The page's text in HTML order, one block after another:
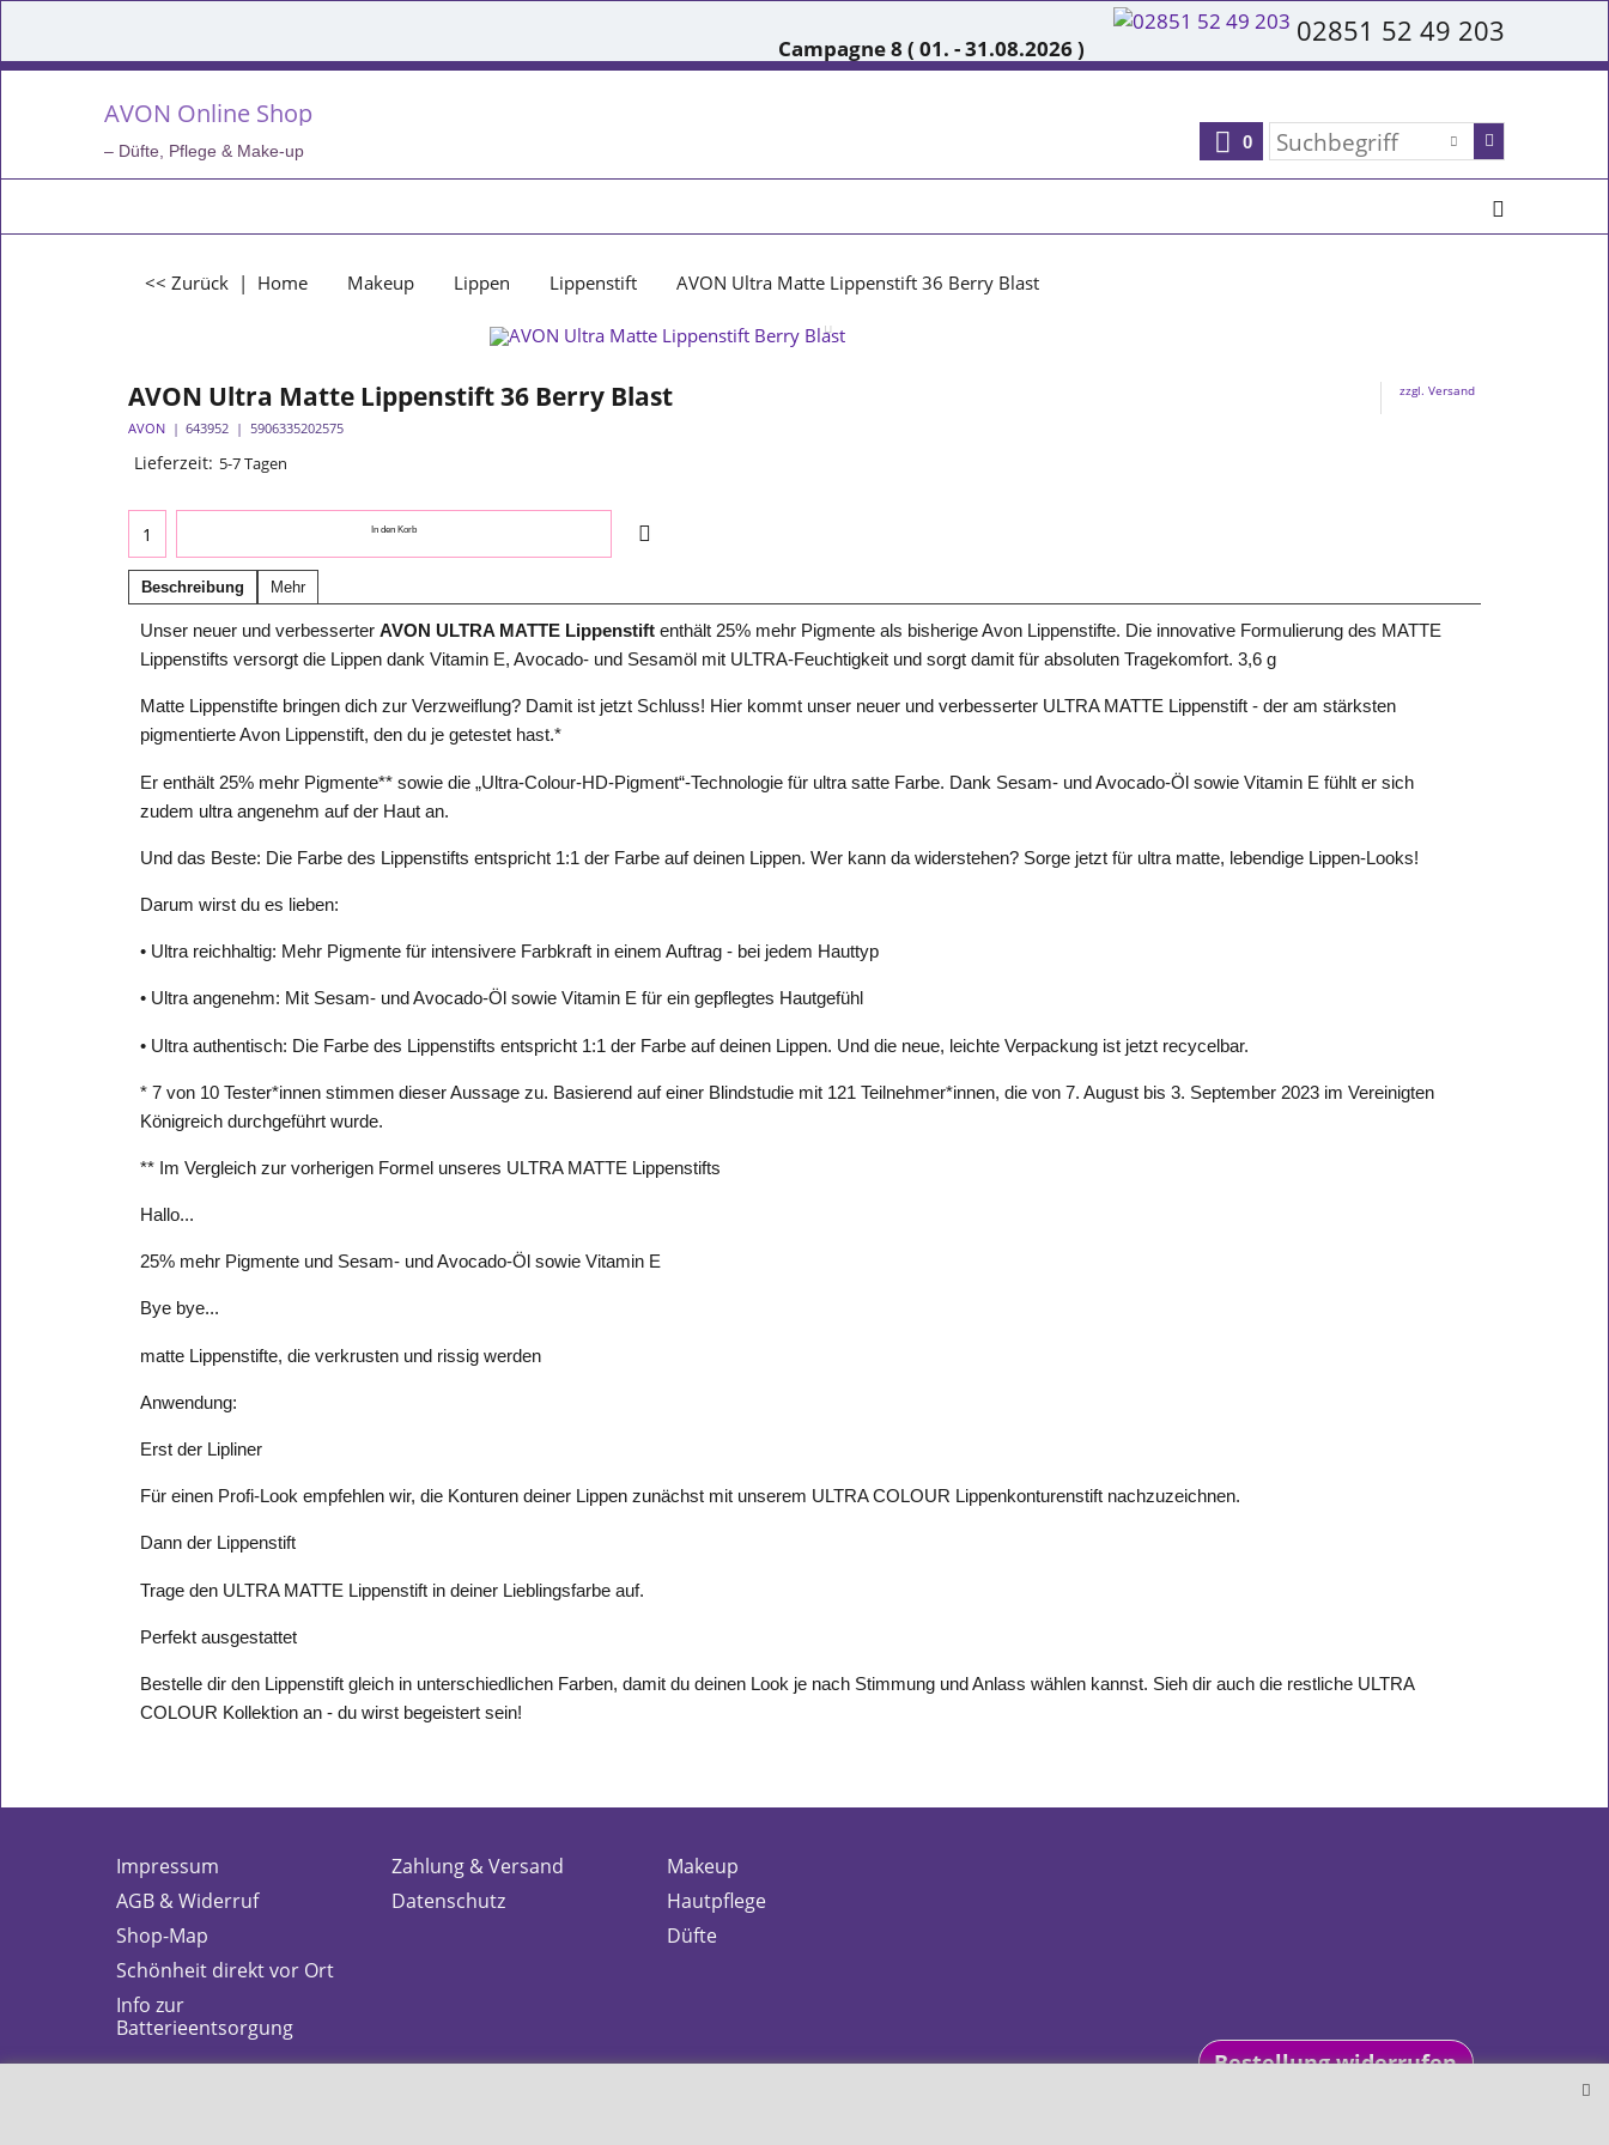
Campagne 8 ( 01. - 31.08.2026 ) 02851 52 49 203
AVON Online Shop
– Düfte, Pflege & Make-up 0
<< Zurück | Home Makeup Lippen Lippenstift AVON Ultra Matte Lippenstift 36 Berry Blast
AVON Ultra Matte Lippenstift 36 Berry Blast
AVON 643952 5906335202575
zzgl. Versand
Lieferzeit: 5-7 Tagen
In den Korb
Beschreibung Mehr
Unser neuer und verbesserter AVON ULTRA MATTE Lippenstift enthält 25% mehr Pigmente als bisherige Avon Lippenstifte. Die innovative Formulierung des MATTE
Lippenstifts versorgt die Lippen dank Vitamin E, Avocado- und Sesamöl mit ULTRA-Feuchtigkeit und sorgt damit für absoluten Tragekomfort. 3,6 g
Matte Lippenstifte bringen dich zur Verzweiflung? Damit ist jetzt Schluss! Hier kommt unser neuer und verbesserter ULTRA MATTE Lippenstift - der am stärksten
pigmentierte Avon Lippenstift, den du je getestet hast.*
Er enthält 25% mehr Pigmente** sowie die „Ultra-Colour-HD-Pigment“-Technologie für ultra satte Farbe. Dank Sesam- und Avocado-Öl sowie Vitamin E fühlt er sich
zudem ultra angenehm auf der Haut an.
Und das Beste: Die Farbe des Lippenstifts entspricht 1:1 der Farbe auf deinen Lippen. Wer kann da widerstehen? Sorge jetzt für ultra matte, lebendige Lippen-Looks!
Darum wirst du es lieben:
• Ultra reichhaltig: Mehr Pigmente für intensivere Farbkraft in einem Auftrag - bei jedem Hauttyp
• Ultra angenehm: Mit Sesam- und Avocado-Öl sowie Vitamin E für ein gepflegtes Hautgefühl
• Ultra authentisch: Die Farbe des Lippenstifts entspricht 1:1 der Farbe auf deinen Lippen. Und die neue, leichte Verpackung ist jetzt recycelbar.
* 7 von 10 Tester*innen stimmen dieser Aussage zu. Basierend auf einer Blindstudie mit 121 Teilnehmer*innen, die von 7. August bis 3. September 2023 im Vereinigten
Königreich durchgeführt wurde.
** Im Vergleich zur vorherigen Formel unseres ULTRA MATTE Lippenstifts
Hallo...
25% mehr Pigmente und Sesam- und Avocado-Öl sowie Vitamin E
Bye bye...
matte Lippenstifte, die verkrusten und rissig werden
Anwendung:
Erst der Lipliner
Für einen Profi-Look empfehlen wir, die Konturen deiner Lippen zunächst mit unserem ULTRA COLOUR Lippenkonturenstift nachzuzeichnen.
Dann der Lippenstift
Trage den ULTRA MATTE Lippenstift in deiner Lieblingsfarbe auf.
Perfekt ausgestattet
Bestelle dir den Lippenstift gleich in unterschiedlichen Farben, damit du deinen Look je nach Stimmung und Anlass wählen kannst. Sieh dir auch die restliche ULTRA
COLOUR Kollektion an - du wirst begeistert sein!
Impressum
AGB & Widerruf
Shop-Map
Schönheit direkt vor Ort
Info zur
Batterieentsorgung
Zahlung & Versand
Datenschutz
Makeup
Hautpflege
Düfte
Bestellung widerrufen